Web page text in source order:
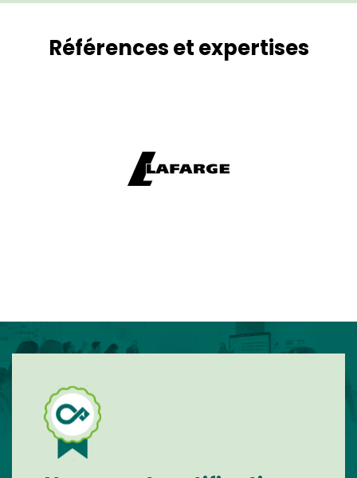
Référenceset expertises